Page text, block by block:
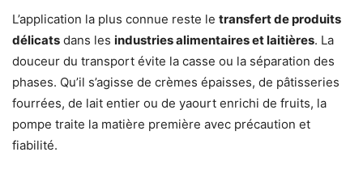
L’application la plus connue reste le transfert de produits
délicats dans les industries alimentaires et laitières. La
douceur du transport évite la casse ou la séparation des
phases. Qu’il s’agisse de crèmes épaisses, de pâtisseries
fourrées, de lait entier ou de yaourt enrichi de fruits, la
pompe traite la matière première avec précaution et
fiabilité.